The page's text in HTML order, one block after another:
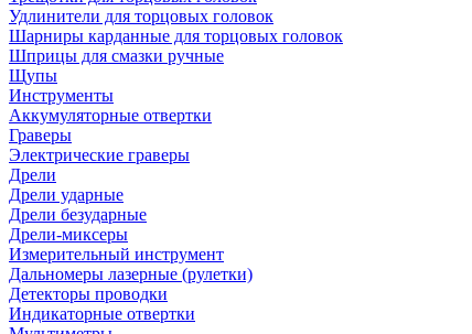
Удлинители для торцовых головок
Шарниры карданные для торцовых головок
Шприцы для смазки ручные
Щупы
Инструменты
Аккумуляторные отвертки
Граверы
Электрические граверы
Дрели
Дрели ударные
Дрели безударные
Дрели-миксеры
Измерительный инструмент
Дальномеры лазерные (рулетки)
Детекторы проводки
Индикаторные отвертки